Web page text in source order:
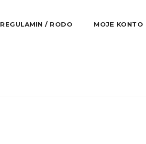
REGULAMIN / RODO MOJE KONTO